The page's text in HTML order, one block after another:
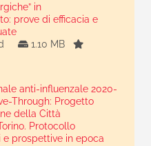
in
prove di efficacia e
1.10 MB
anti-influenzale 2020-
Through: Progetto
della Città
Protocollo
e prospettive in epoca